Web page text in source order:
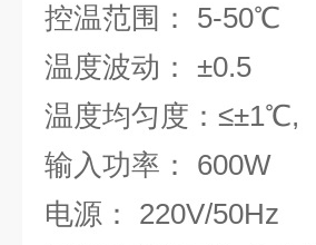
控温范围： 5-50℃
温度波动： ±0.5
温度均匀度：≤±1℃,
输入功率： 600W
电源： 220V/50Hz